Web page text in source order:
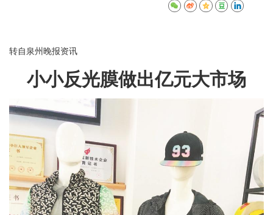
转自泉州晚报资讯
小小反光膜做出亿元大市场